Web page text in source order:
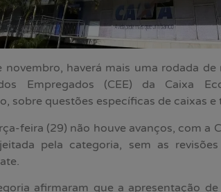
novembro, haverá mais uma rodada de
Empregados (CEE) da Caixa
sobre questões específicas de caixas e
feira (29) não houve avanços, com a
pela categoria, sem as
afirmaram que a apresentação